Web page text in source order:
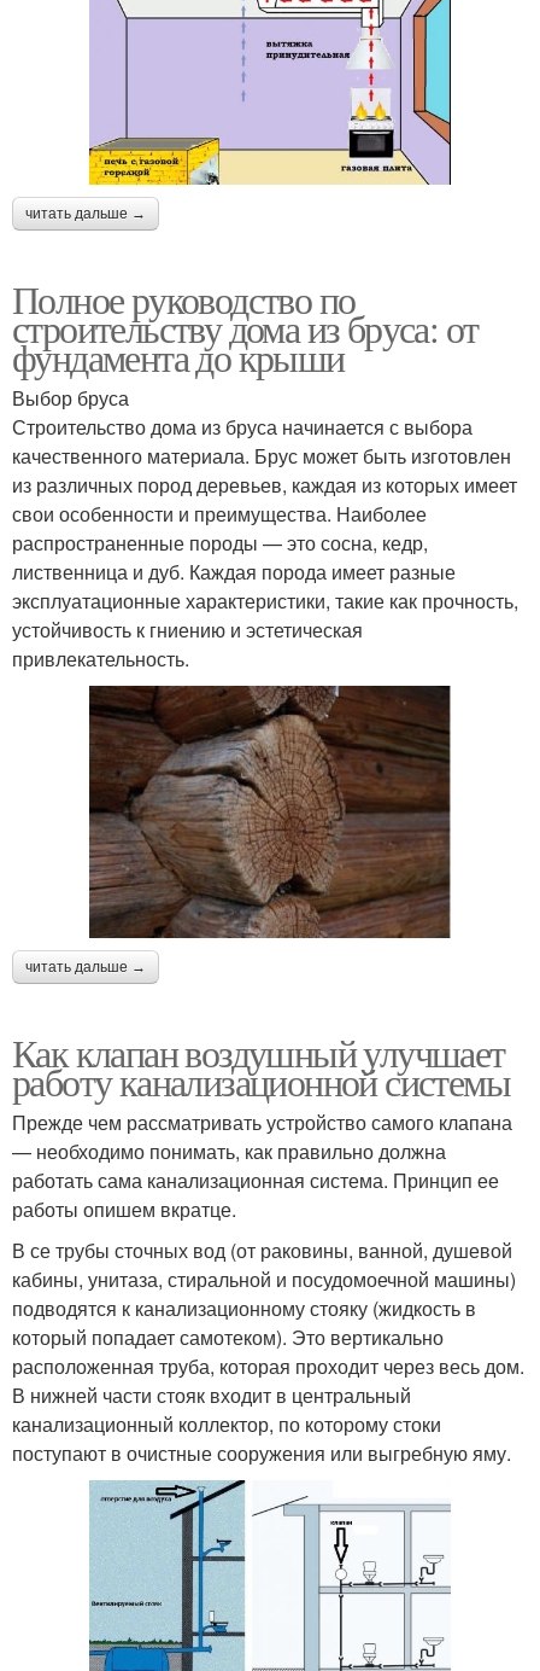
читать дальше →
Полное руководство по
строительству дома из бруса: от
фундамента до крыши
Выбор бруса
Строительство дома из бруса начинается с выбора
качественного материала. Брус может быть изготовлен
из различных пород деревьев, каждая из которых имеет
свои особенности и преимущества. Наиболее
распространенные породы — это сосна, кедр,
лиственница и дуб. Каждая порода имеет разные
эксплуатационные характеристики, такие как прочность,
устойчивость к гниению и эстетическая
привлекательность.
читать дальше →
Как клапан воздушный улучшает
работу канализационной системы
Прежде чем рассматривать устройство самого клапана
— необходимо понимать, как правильно должна
работать сама канализационная система. Принцип ее
работы опишем вкратце.
В се трубы сточных вод (от раковины, ванной, душевой
кабины, унитаза, стиральной и посудомоечной машины)
подводятся к канализационному стояку (жидкость в
который попадает самотеком). Это вертикально
расположенная труба, которая проходит через весь дом.
В нижней части стояк входит в центральный
канализационный коллектор, по которому стоки
поступают в очистные сооружения или выгребную яму.